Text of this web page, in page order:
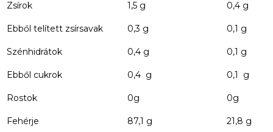
Zsírok 1,5 g 0,4 g
Ebből telített zsírsavak 0,3 g 0,1 g
Szénhidrátok 0,4 g 0,1 g
Ebből cukrok 0,4 g 0,1 g
Rostok 0g 0g
Fehérje 87,1 g 21,8 g